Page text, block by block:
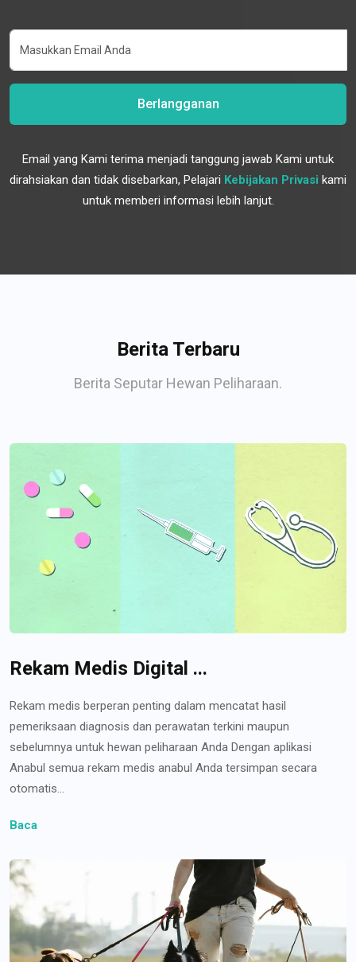
Berlangganan
Email yang Kami terima menjadi tanggung jawab Kami untuk
dirahsiakan dan tidak disebarkan, Pelajari Kebijakan Privasi kami
untuk memberi informasi lebih lanjut.
Berita Terbaru
Berita Seputar Hewan Peliharaan.
Rekam Medis Digital ...
Rekam medis berperan penting dalam mencatat hasil
pemeriksaan diagnosis dan perawatan terkini maupun
sebelumnya untuk hewan peliharaan Anda Dengan aplikasi
Anabul semua rekam medis anabul Anda tersimpan secara
otomatis...
Baca